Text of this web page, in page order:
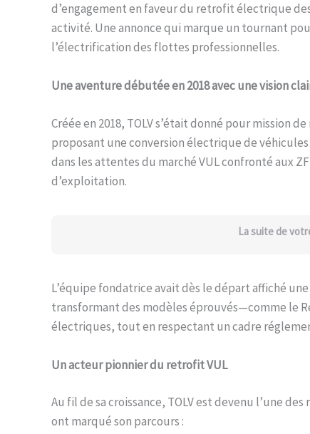
d’engagement en faveur du retrofit électrique
activité. Une annonce qui marque un tournant
l’électrification des flottes professionnelles.
Une aventure débutée en 2018 avec une vision
Créée en 2018, TOLV s’était donné pour mission
proposant une conversion électrique de
dans les attentes du marché VUL confronté aux
d’exploitation.
La suite de
L’équipe fondatrice avait dès le départ affiché
transformant des modèles éprouvés—comme le
électriques, tout en respectant un cadre
Un acteur pionnier du retrofit VUL
Au fil de sa croissance, TOLV est devenu l’une
ont marqué son parcours :